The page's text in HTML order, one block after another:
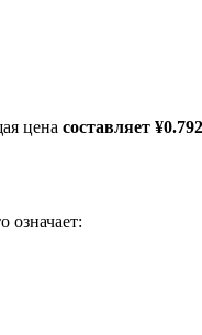
цена составляет
означает: